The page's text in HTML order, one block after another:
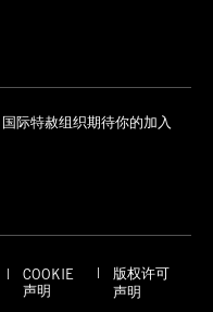
际特赦组织期待你的加入
COOKIE
声明
版权许可
声明